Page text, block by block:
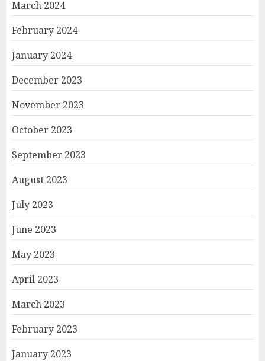
March 2024
February 2024
January 2024
December 2023
November 2023
October 2023
September 2023
August 2023
July 2023
June 2023
May 2023
April 2023
March 2023
February 2023
January 2023